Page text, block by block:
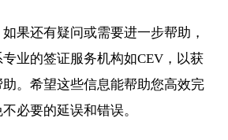
果还有疑问或需要进一步帮助，
业的签证服务机构如CEV，以获
。希望这些信息能帮助您高效完
必要的延误和错误。